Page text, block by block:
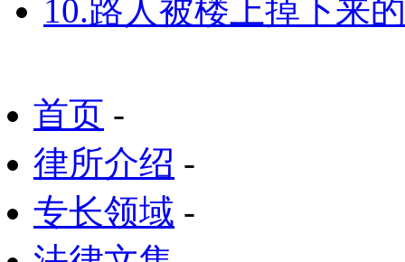
10.路人被楼上掉下来
首页 -
律所介绍 -
专长领域 -